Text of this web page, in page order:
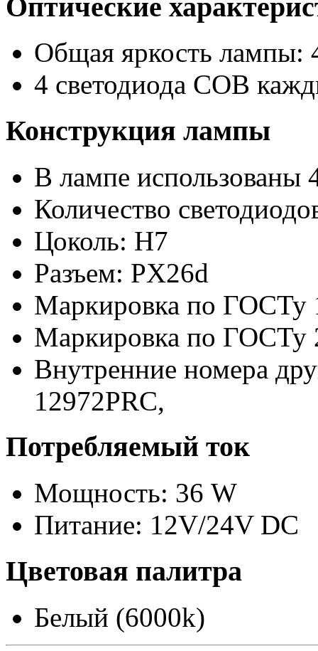
Оптические
Общая яркость лампы:
4 светодиода COB
Конструкция лампы
В лампе использованы
Количество
Цоколь: H7
Разъем: PX26d
Маркировка по ГОСТу
Маркировка по ГОСТу
Внутренние номера
12972PRC,
Потребляемый ток
Мощность: 36 W
Питание: 12V/24V DC
Цветовая палитра
Белый (6000k)